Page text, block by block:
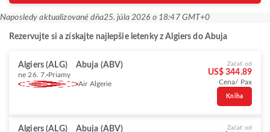
Naposledy aktualizované dňa25. júla 2026 o 18:47 GMT+0
Rezervujte si a získajte najlepšie letenky z Algiers do Abuja
Algiers (ALG) Abuja (ABV)
ne 26. 7. Priamy
Air Algerie
Začať od
US$ 344.89
Cena/ Pax
Kniha
Algiers (ALG) Abuja (ABV) Začať od